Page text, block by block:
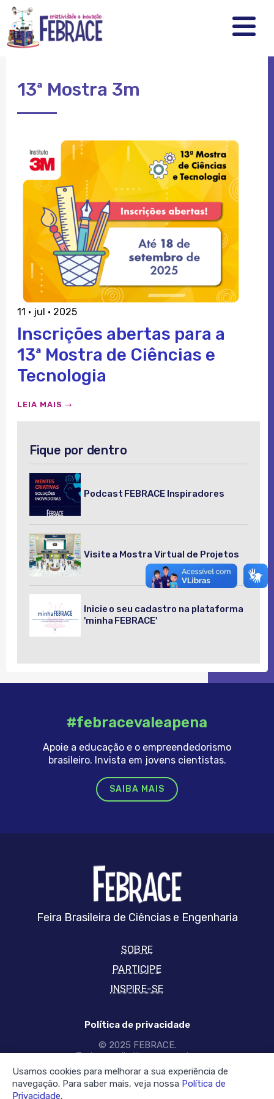
FEBRRACE
.
.
.
13ª Mostra 3m
11 · jul · 2025
Inscrições abertas para a
13ª Mostra de Ciências e
Tecnologia
LEIA MAIS
Fique por dentro
Podcast FEBRACE Inspiradores
Visite a Mostra Virtual de Projetos
Inicie o seu cadastro na plataforma
'minha FEBRACE'
#febracevaleapena
Apoie a educação e o empreendedorismo
brasileiro. Invista em jovens cientistas.
SAIBA MAIS
Feira Brasileira de Ciências e Engenharia
SOBRE
PARTICIPE
INSPIRE-SE
Política de privacidade
© 2025 FEBRACE.
Todos os direitos reservados
SIGA-NOS NAS REDES
Usamos cookies para melhorar a sua experiência de
navegação. Para saber mais, veja nossa Política de
Privacidade.